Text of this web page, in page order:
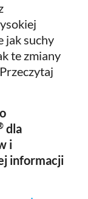
jak suchy
te zmiany
dla
i
informacji